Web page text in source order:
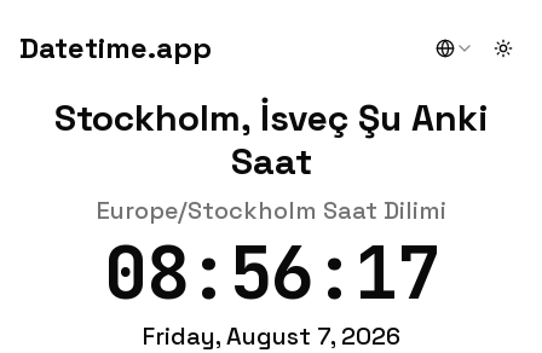
Datetime.app
Stockholm, İsveç Şu Anki
Saat
Europe/Stockholm Saat Dilimi
08:56:17
Friday, August 7, 2026